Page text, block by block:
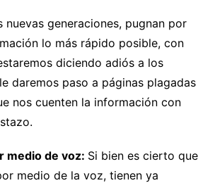
nuevas generaciones, pugnan por
lo más rápido posible, con
diciendo adiós a los
daremos paso a páginas plagadas
nos cuenten la información con
medio de voz: Si bien es cierto que
medio de la voz, tienen ya